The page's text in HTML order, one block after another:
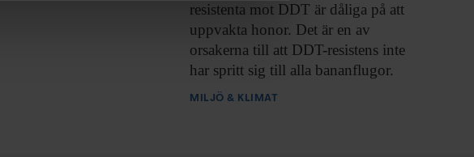
användarna, tillhandahålla funktioner för
och annan information från din enhet
Dessa kan i sin tur kombinera informationen
när du har använt deras tjänster.
resistenta mot DDT är dåliga på att
uppvakta honor. Det är en av
orsakerna till att DDT-resistens inte
har spritt sig till alla bananflugor.
MILJÖ & KLIMAT